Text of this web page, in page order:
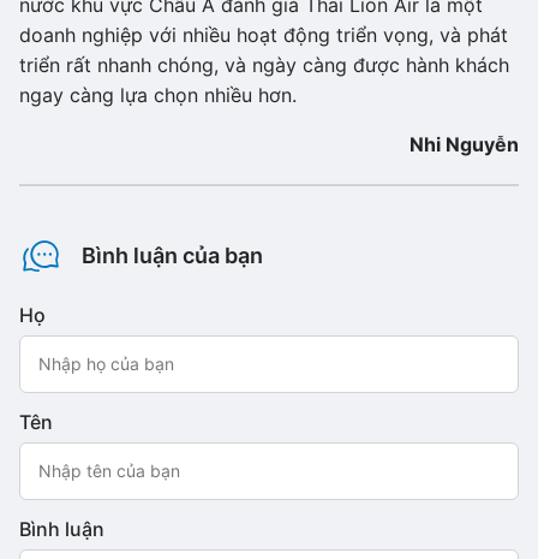
doanh nghiệp với nhiều hoạt động triển vọng, và phát
triển rất nhanh chóng, và ngày càng được hành khách
ngay càng lựa chọn nhiều hơn.
Nhi Nguyễn
Bình luận của bạn
Họ
Tên
Bình luận